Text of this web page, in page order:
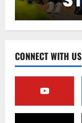
CONNECT WITH US